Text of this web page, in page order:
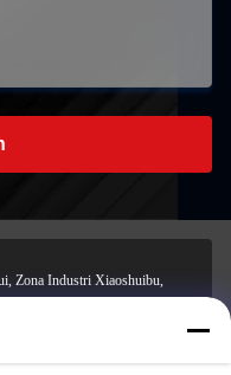
Zona Industri Xiaoshuibu,